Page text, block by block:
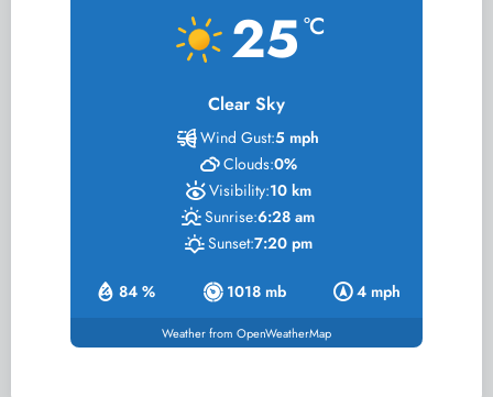
25 °C
Clear Sky
84 % 1018 mb 4 mph
Wind Gust:5 mph
Clouds:0%
Visibility:10 km
Sunrise:6:28 am
Sunset:7:20 pm
Weather from OpenWeatherMap